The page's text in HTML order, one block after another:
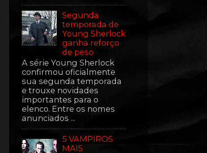
Segunda
temporada de
Young Sherlock
ganha reforço
de peso
A série Young Sherlock
confirmou oficialmente
sua segunda temporada
e trouxe novidades
importantes para o
elenco. Entre os nomes
anunciados ...
5 VAMPIROS
MAIS